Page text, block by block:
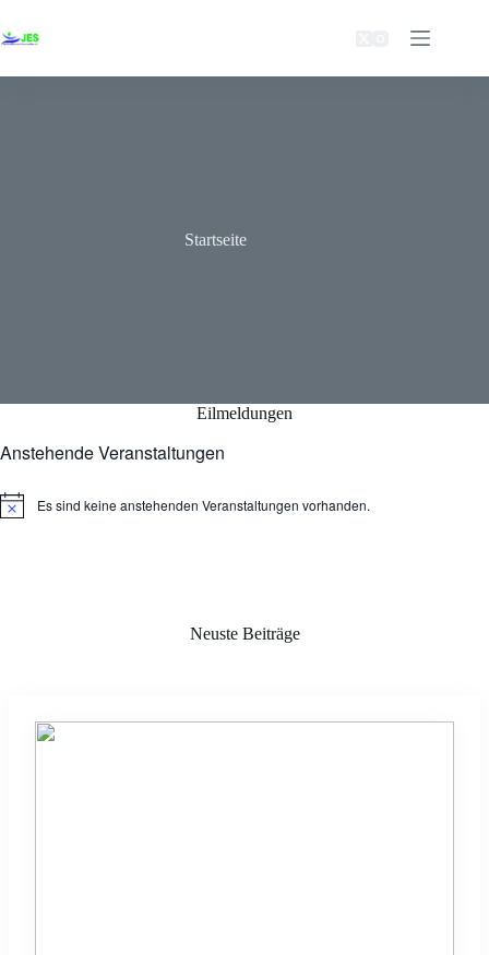
Inhalt
springen
Startseite
Eilmeldungen
Anstehende Veranstaltungen
H
Es sind keine anstehenden Veranstaltungen vorhanden.
Neuste Beiträge